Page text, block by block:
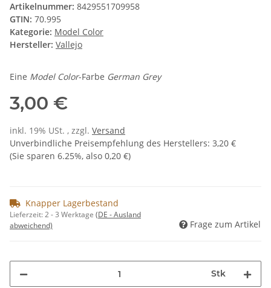
Artikelnummer: 8429551709958
GTIN: 70.995
Kategorie: Model Color
Hersteller: Vallejo
Eine Model Color-Farbe German Grey
3,00 €
inkl. 19% USt. , zzgl. Versand
Unverbindliche Preisempfehlung des Herstellers: 3,20 €
(Sie sparen 6.25%, also 0,20 €)
Knapper Lagerbestand
Lieferzeit:2 - 3 Werktage (DE - Ausland
abweichend)
Frage zum Artikel
Stk